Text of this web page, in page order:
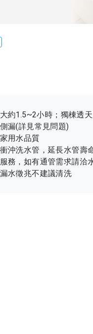
約1.5~2小時；獨棟透
漏(詳見常見問題)
用水品質
沖洗水管，延長水管壽
務，如有通管需求請洽
水徵兆不建議清洗